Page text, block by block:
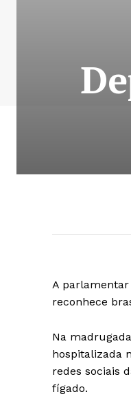
A
reconhece
Na
hospitalizada
redes sociais
fígado.